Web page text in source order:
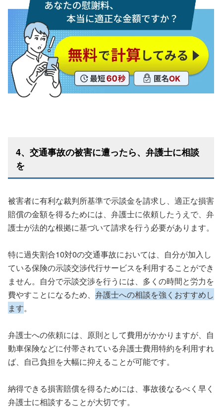
4、交通事故の被害に遭ったら、弁護士に相談
を
被害者に有利な裁判所基準で示談金を請求し、適正な損害
賠償の金額を得るためには、弁護士に依頼したうえで、弁
護士が法的な根拠に基づいて請求を行う必要があります。
特に過失割合10対0の交通事故においては、自分が加入し
ている保険の示談交渉代行サービスを利用することができ
ません。自分で示談交渉を行うには、多くの時間と労力を
費やすことになるため、 弁護士への相談を強くおすすめし
ます。
弁護士への依頼には、原則として費用がかかりますが、自
動車保険などに付帯されている弁護士費用特約を利用すれ
ば、自己負担を大幅に抑えることが可能です。
納得できる損害賠償を得るためには、事故後なるべく早く
弁護士に相談することが大切です。